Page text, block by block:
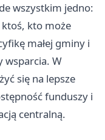
wszystkim jedno:
ktoś, kto może
małej gminy i
wsparcia. W
się na lepsze
funduszy i
centralną.